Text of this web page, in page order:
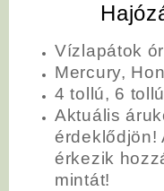
Vízlapátok
Mercury,
4 tollú, 6
Aktuális
érdeklődjön!
érkezik
mintát!